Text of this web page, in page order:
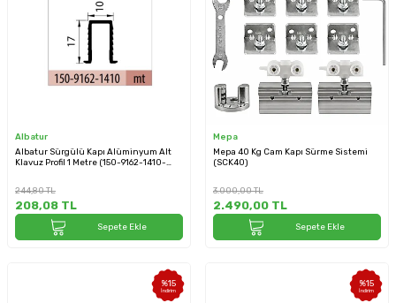
Albatur
Albatur Sürgülü Kapı Alüminyum Alt
Klavuz Profil 1 Metre (150-9162-1410-
244,80TL
208,08 TL
Sepete Ekle
Mepa
Mepa 40 Kg Cam Kapı Sürme Sistemi
(SCK40)
3.000,00TL
2.490,00 TL
Sepete Ekle
%15
İndirim
%15
İndirim